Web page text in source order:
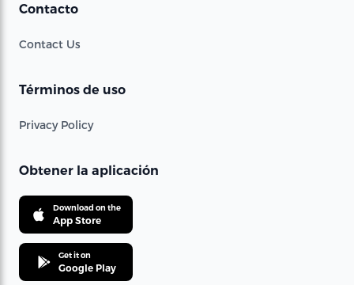
Contacto
Contact Us
Términos de uso
Privacy Policy
Obtener la aplicación
Download on the
App Store
Get it on
Google Play